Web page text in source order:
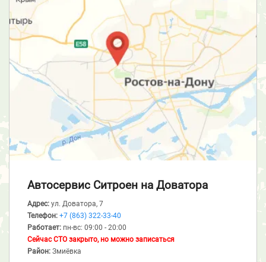
Автосервис Ситроен на Доватора
Адрес: ул. Доватора, 7
Телефон: +7 (863) 322-33-40
Работает: пн-вс: 09:00 - 20:00
Сейчас СТО закрыто, но можно записаться
Район: Змиёвка